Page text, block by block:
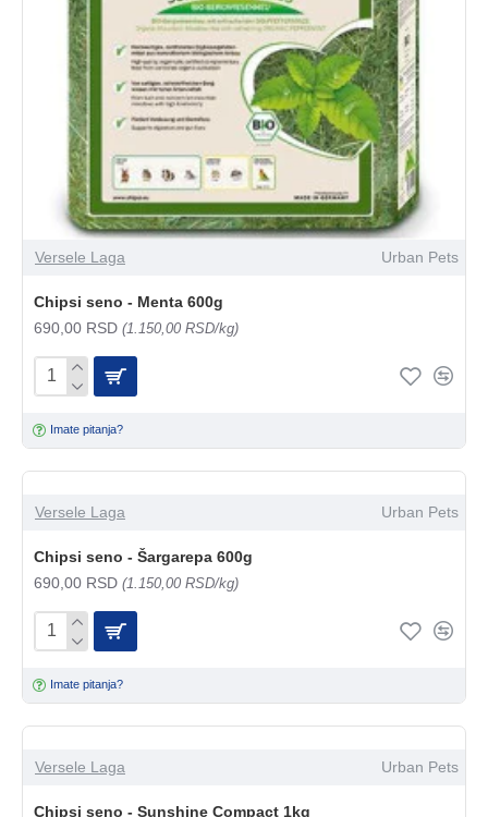
Versele Laga Urban Pets
Chipsi seno - Menta 600g
690,00 RSD (1.150,00 RSD/kg)
Imate pitanja?
Versele Laga Urban Pets
Chipsi seno - Šargarepa 600g
690,00 RSD (1.150,00 RSD/kg)
Imate pitanja?
Versele Laga Urban Pets
Chipsi seno - Sunshine Compact 1kg